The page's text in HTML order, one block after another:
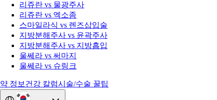
리쥬란 vs 물광주사
리쥬란 vs 엑소좀
스마일라식 vs 렌즈삽입술
지방분해주사 vs 윤곽주사
지방분해주사 vs 지방흡입
울쎄라 vs 써마지
울쎄라 vs 슈링크
약 정보 건강 칼럼시술/수술 꿀팁